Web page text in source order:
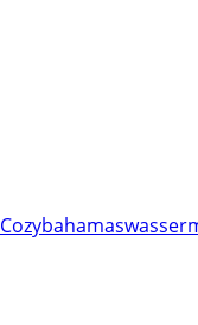
Cozybahamas